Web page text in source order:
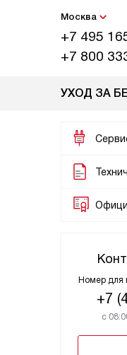
Москва
+7 495
+7 800
УХОД ЗА
Номер для
+7
с